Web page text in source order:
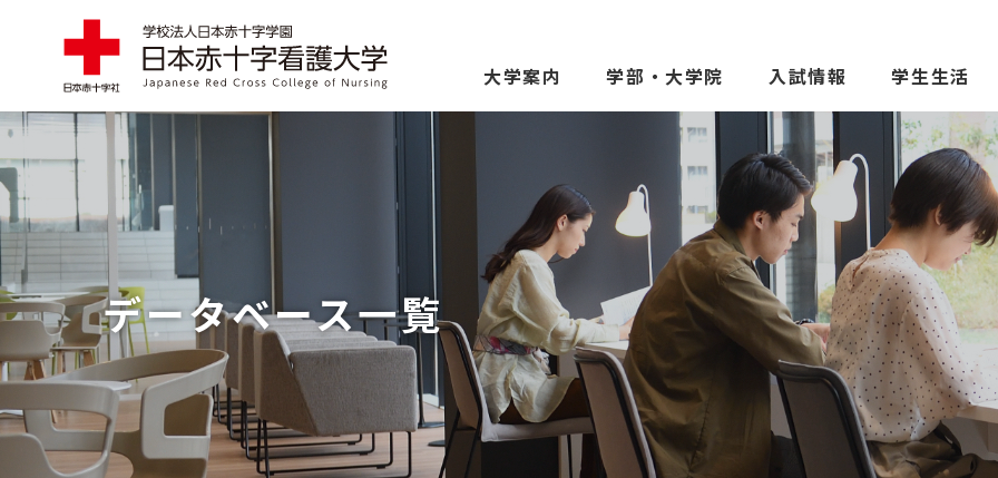
大学案内 学部・大学院 入試情報 学生生活
大学案内
EDUCATION
学部・大学院
ADMISSIONS
入試情報
SCHOOL LIFE
学生生活
受験生の方へ
保護者の
在学生の方へ
一般の方
卒業生の方へ
ご寄付
よくある質問
教職員募
お問い合わせ
図書館
アクセス
学内専用
ポータ
データベース一覧